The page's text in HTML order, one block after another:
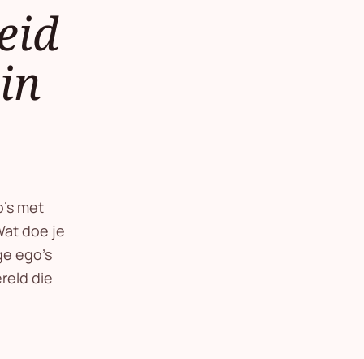
met
doe je
ego’s
die